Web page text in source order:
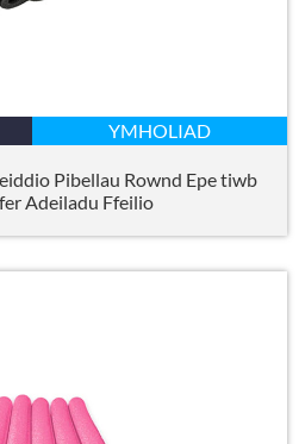
YMHOLIAD
Pibellau Rownd Epe tiwb
Adeiladu Ffeilio